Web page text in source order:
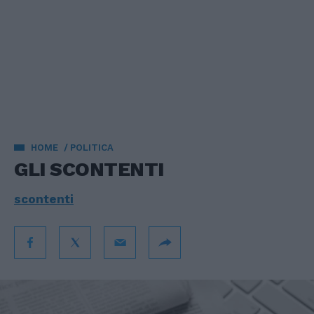
HOME POLITICA
GLI SCONTENTI
scontenti